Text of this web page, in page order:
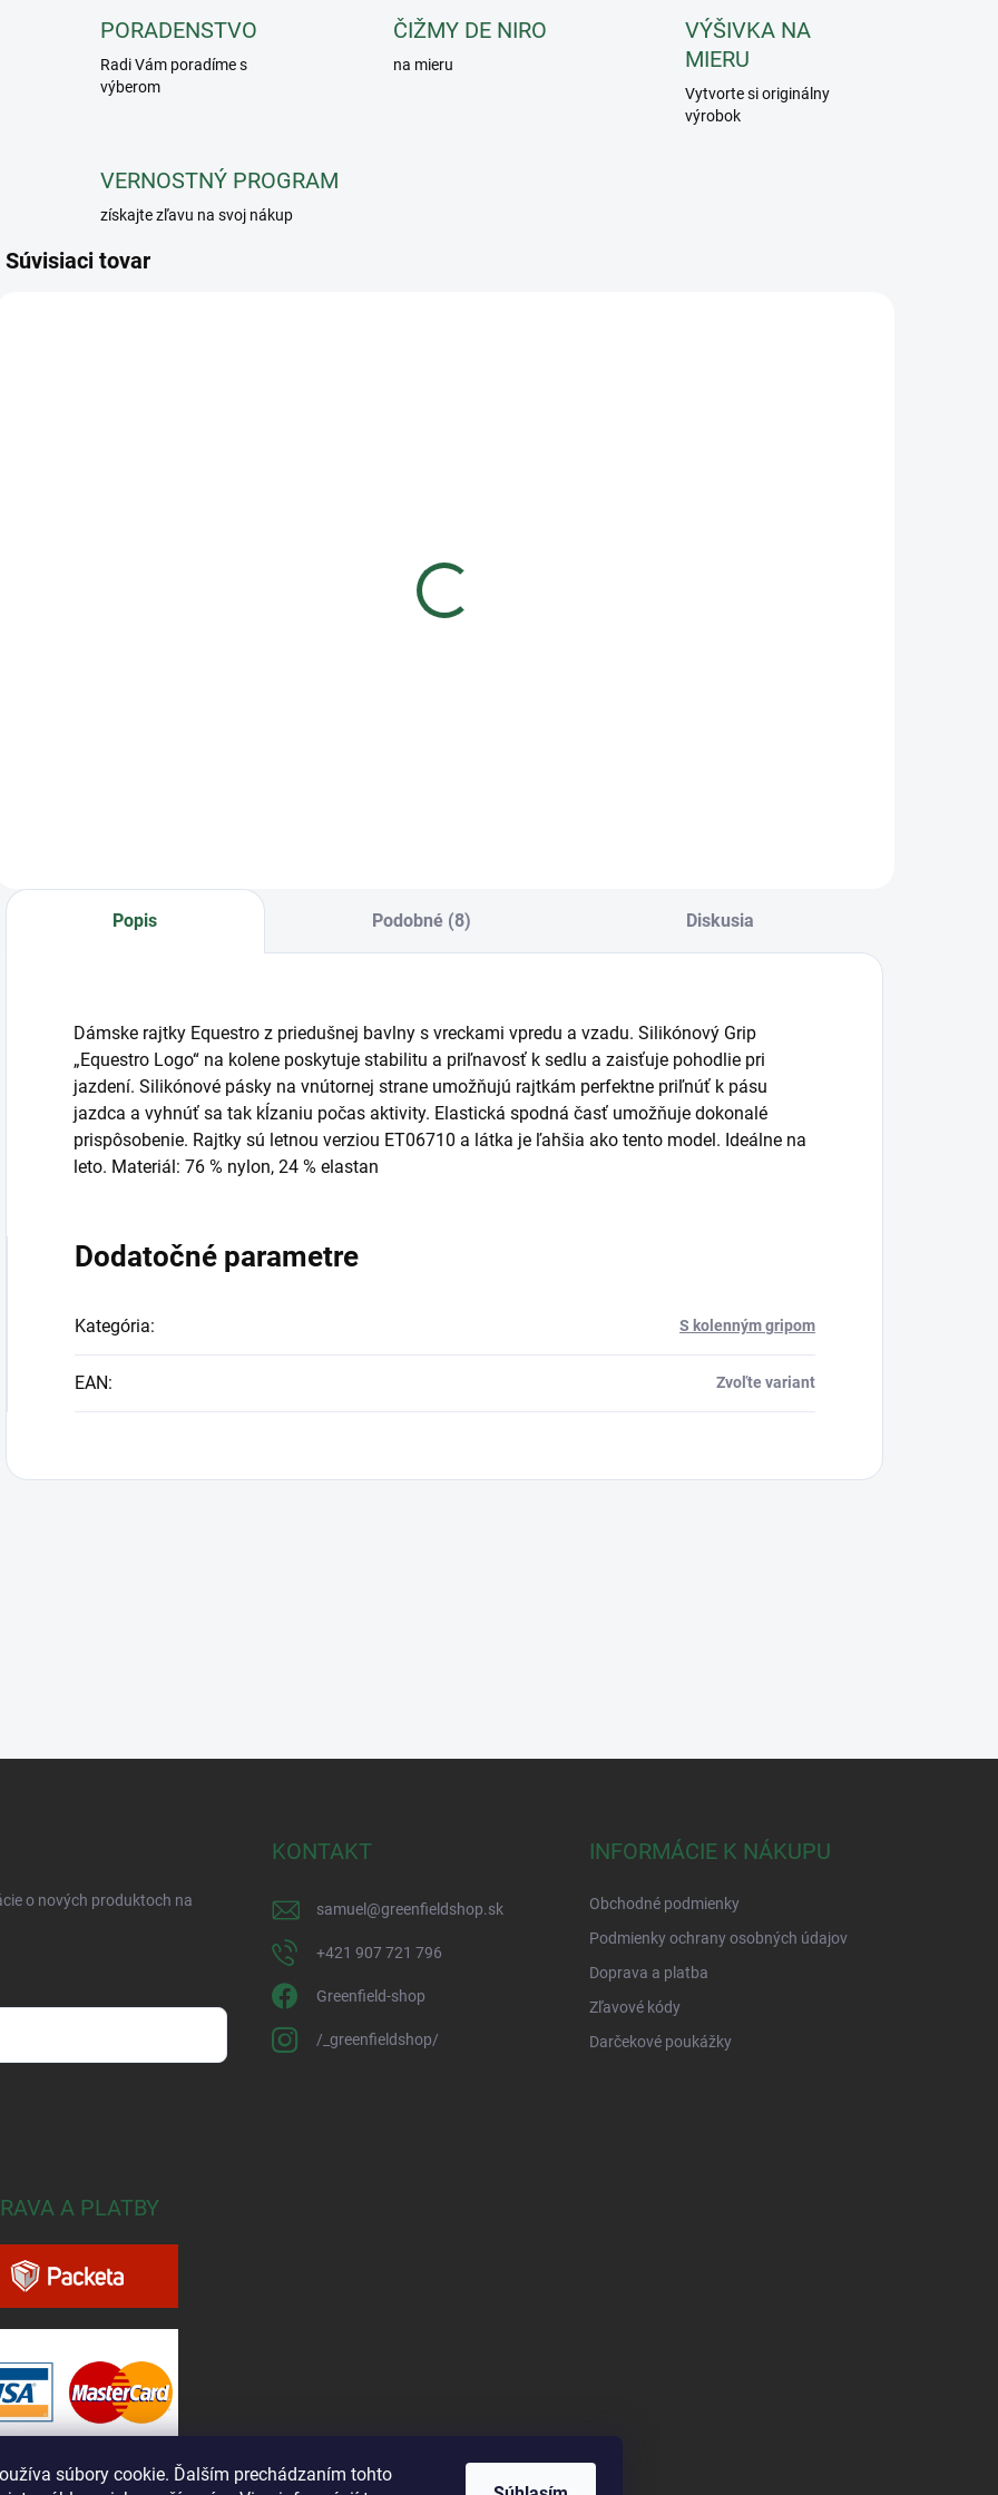
súbory cookie. Ďalším prechádzaním tohto
PORADENSTVO
Radi Vám poradíme s
výberom
ČIŽMY DE NIRO
na mieru
VÝŠIVKA NA
MIERU
Vytvorte si originálny
výrobok
VERNOSTNÝ PROGRAM
získajte zľavu na svoj nákup
Súvisiaci tovar
a ideálne na letné
Popis Podobné (8) Diskusia
Dámske rajtky Equestro z priedušnej bavlny s vreckami vpredu a vzadu. Silikónový Grip
„Equestro Logo“ na kolene poskytuje stabilitu a priľnavosť k sedlu a zaisťuje pohodlie pri
jazdení. Silikónové pásky na vnútornej strane umožňujú rajtkám perfektne priľnúť k pásu
jazdca a vyhnúť sa tak kĺzaniu počas aktivity. Elastická spodná časť umožňuje dokonalé
prispôsobenie. Rajtky sú letnou verziou ET06710 a látka je ľahšia ako tento model. Ideálne na
leto. Materiál: 76 % nylon, 24 % elastan
Dodatočné parametre
Kategória: S kolenným gripom
EAN: Zvoľte variant
o nových produktoch na
KONTAKT
samuel @greenfieldshop.sk
+421 907 721 796
Greenfield-shop
/_greenfieldshop/
INFORMÁCIE K NÁKUPU
Obchodné podmienky
Podmienky ochrany osobných údajov
Doprava a platba
Zľavové kódy
Darčekové poukážky
A PLATBY